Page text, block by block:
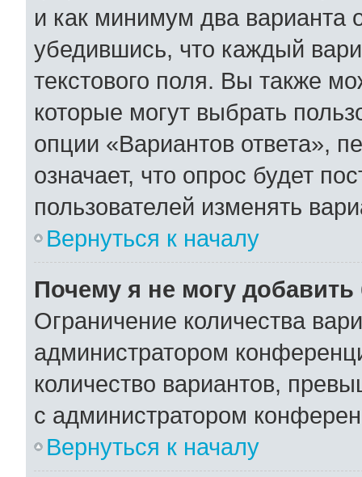
и как минимум два варианта
убедившись, что каждый
текстового поля. Вы также
которые могут выбрать
опции «Вариантов ответа»,
означает, что опрос будет
пользователей изменять
Вернуться к началу
Почему я не могу
Ограничение количества
администратором
количество вариантов,
с администратором
Вернуться к началу